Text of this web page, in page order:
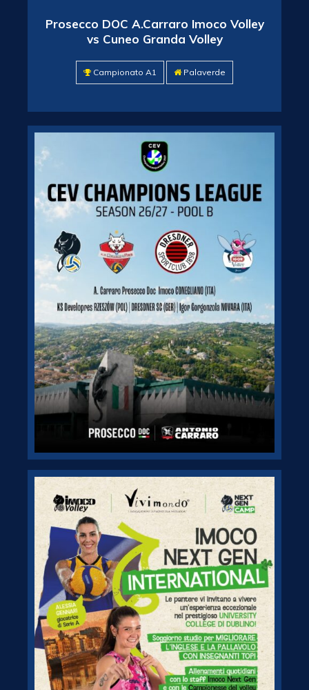
Prosecco DOC A.Carraro Imoco Volley
vs Cuneo Granda Volley
Campionato A1 Palaverde